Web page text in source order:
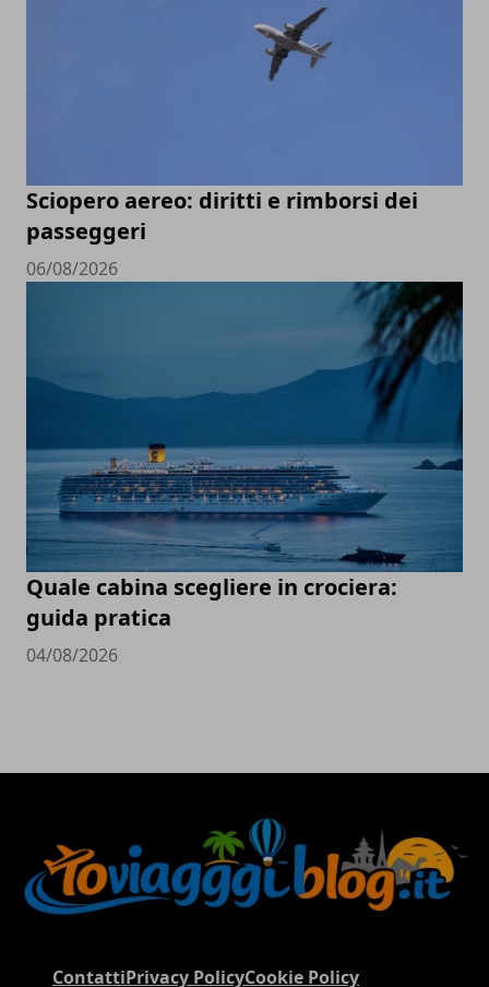
Sciopero aereo: diritti e rimborsi dei
passeggeri
06/08/2026
Quale cabina scegliere in crociera:
guida pratica
04/08/2026
ContattiPrivacy PolicyCookie Policy